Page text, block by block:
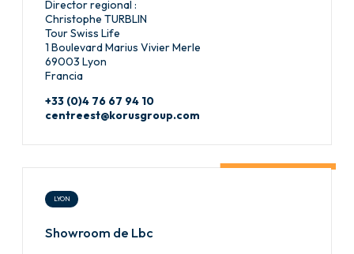
Director regional :
Christophe TURBLIN
Tour Swiss Life
1 Boulevard Marius Vivier Merle
69003 Lyon
Francia
+33 (0)4 76 67 94 10
centreest@korusgroup.com
LYON
Showroom de Lbc